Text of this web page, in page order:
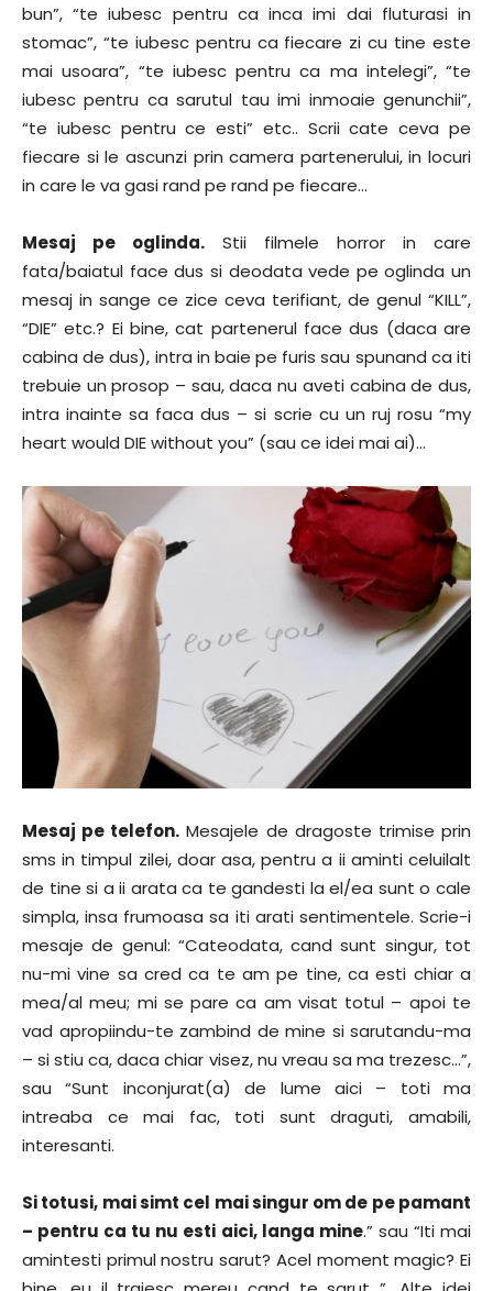
bun”, “te iubesc pentru ca inca imi dai fluturasi in
stomac”, “te iubesc pentru ca fiecare zi cu tine este
mai usoara”, “te iubesc pentru ca ma intelegi”, “te
iubesc pentru ca sarutul tau imi inmoaie genunchii”,
“te iubesc pentru ce esti” etc.. Scrii cate ceva pe
fiecare si le ascunzi prin camera partenerului, in locuri
in care le va gasi rand pe rand pe fiecare…
Mesaj pe oglinda. Stii filmele horror in care
fata/baiatul face dus si deodata vede pe oglinda un
mesaj in sange ce zice ceva terifiant, de genul “KILL”,
“DIE” etc.? Ei bine, cat partenerul face dus (daca are
cabina de dus), intra in baie pe furis sau spunand ca iti
trebuie un prosop – sau, daca nu aveti cabina de dus,
intra inainte sa faca dus – si scrie cu un ruj rosu “my
heart would DIE without you” (sau ce idei mai ai)…
Mesaj pe telefon. Mesajele de dragoste trimise prin
sms in timpul zilei, doar asa, pentru a ii aminti celuilalt
de tine si a ii arata ca te gandesti la el/ea sunt o cale
simpla, insa frumoasa sa iti arati sentimentele. Scrie-i
mesaje de genul: “Cateodata, cand sunt singur, tot
nu-mi vine sa cred ca te am pe tine, ca esti chiar a
mea/al meu; mi se pare ca am visat totul – apoi te
vad apropiindu-te zambind de mine si sarutandu-ma
– si stiu ca, daca chiar visez, nu vreau sa ma trezesc…”,
sau “Sunt inconjurat(a) de lume aici – toti ma
intreaba ce mai fac, toti sunt draguti, amabili,
interesanti.
Si totusi, mai simt cel mai singur om de pe pamant
– pentru ca tu nu esti aici, langa mine.” sau “Iti mai
amintesti primul nostru sarut? Acel moment magic? Ei